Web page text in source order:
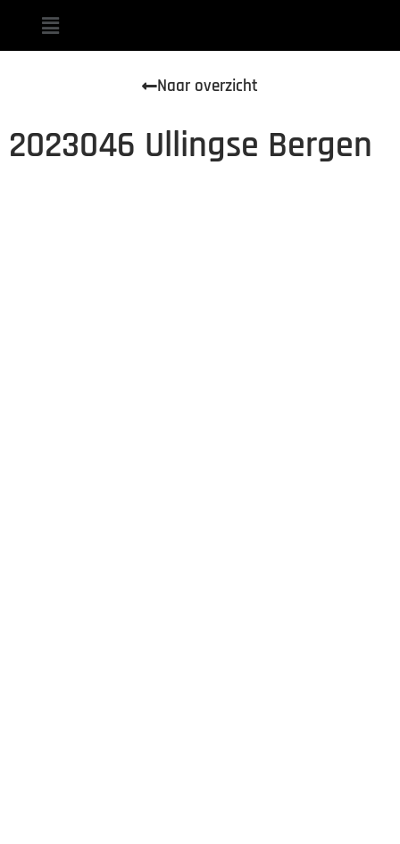
Naar overzicht
2023046 Ullingse Bergen